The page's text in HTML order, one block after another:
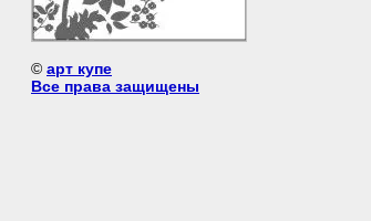
© арт купе
Все права защищены